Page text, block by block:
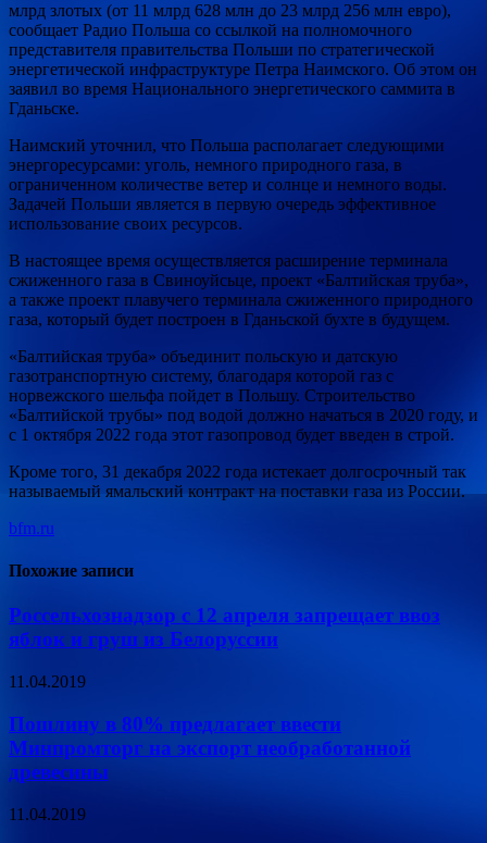
млрд злотых (от 11 млрд 628 млн до 23 млрд 256 млн евро),
сообщает Радио Польша со ссылкой на полномочного
представителя правительства Польши по стратегической
энергетической инфраструктуре Петра Наимского. Об этом он
заявил во время Национального энергетического саммита в
Гданьске.
Наимский уточнил, что Польша располагает следующими
энергоресурсами: уголь, немного природного газа, в
ограниченном количестве ветер и солнце и немного воды.
Задачей Польши является в первую очередь эффективное
использование своих ресурсов.
В настоящее время осуществляется расширение терминала
сжиженного газа в Свиноуйсьце, проект «Балтийская труба»,
а также проект плавучего терминала сжиженного природного
газа, который будет построен в Гданьской бухте в будущем.
«Балтийская труба» объединит польскую и датскую
газотранспортную систему, благодаря которой газ с
норвежского шельфа пойдет в Польшу. Строительство
«Балтийской трубы» под водой должно начаться в 2020 году, и
с 1 октября 2022 года этот газопровод будет введен в строй.
Кроме того, 31 декабря 2022 года истекает долгосрочный так
называемый ямальский контракт на поставки газа из России.
bfm.ru
Похожие записи
Россельхознадзор с 12 апреля запрещает ввоз
яблок и груш из Белоруссии
11.04.2019
Пошлину в 80% предлагает ввести
Минпромторг на экспорт необработанной
древесины
11.04.2019